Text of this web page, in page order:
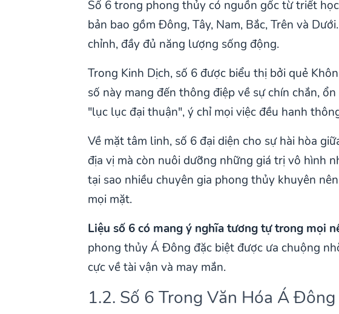
Số 6 trong phong thủy có nguồn gốc từ triết
bản bao gồm Đông, Tây, Nam, Bắc, Trên và
chỉnh, đầy đủ năng lượng sống động.
Trong Kinh Dịch, số 6 được biểu thị bởi quẻ
số này mang đến thông điệp về sự chín chắn,
"lục lục đại thuận", ý chỉ mọi việc đều hanh
Về mặt tâm linh, số 6 đại diện cho sự hài hòa
địa vị mà còn nuôi dưỡng những giá trị vô hình
tại sao nhiều chuyên gia phong thủy khuyên
mọi mặt.
Liệu số 6 có mang ý nghĩa tương tự trong mọi
phong thủy Á Đông đặc biệt được ưa chuộng
cực về tài vận và may mắn.
1.2. Số 6 Trong Văn Hóa Á